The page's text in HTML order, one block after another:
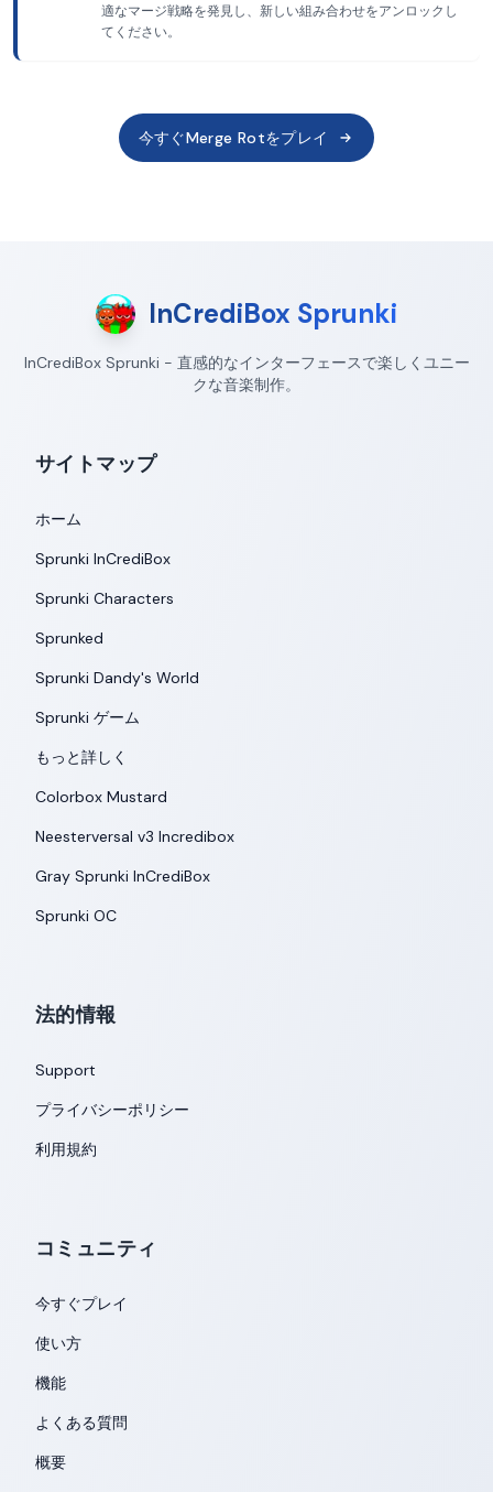
適なマージ戦略を発見し、新しい組み合わせをアンロックし
てください。
今すぐMerge Rotをプレイ
InCrediBox Sprunki
InCrediBox Sprunki - 直感的なインターフェースで楽しくユニー
クな音楽制作。
サイトマップ
ホーム
Sprunki InCrediBox
Sprunki Characters
Sprunked
Sprunki Dandy's World
Sprunki ゲーム
もっと詳しく
Colorbox Mustard
Neesterversal v3 Incredibox
Gray Sprunki InCrediBox
Sprunki OC
法的情報
Support
プライバシーポリシー
利用規約
コミュニティ
今すぐプレイ
使い方
機能
よくある質問
概要